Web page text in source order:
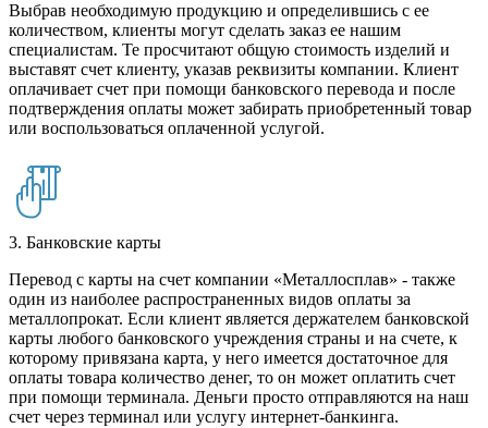
Выбрав необходимую продукцию и определившись с ее
количеством, клиенты могут сделать заказ ее нашим
специалистам. Те просчитают общую стоимость изделий и
выставят счет клиенту, указав реквизиты компании. Клиент
оплачивает счет при помощи банковского перевода и после
подтверждения оплаты может забирать приобретенный товар
или воспользоваться оплаченной услугой.
3. Банковские карты
Перевод с карты на счет компании «Металлосплав» - также
один из наиболее распространенных видов оплаты за
металлопрокат. Если клиент является держателем банковской
карты любого банковского учреждения страны и на счете, к
которому привязана карта, у него имеется достаточное для
оплаты товара количество денег, то он может оплатить счет
при помощи терминала. Деньги просто отправляются на наш
счет через терминал или услугу интернет-банкинга.